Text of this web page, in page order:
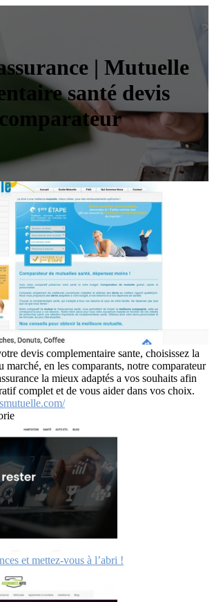
| Mutuelle
santé devis
devis complementaire sante, choisissez la
marché, en les comparants, notre comparateur
la mieux adaptés a vos souhaits afin
complet et de vous aider dans vos choix.
et mettez-vous à l’abri !